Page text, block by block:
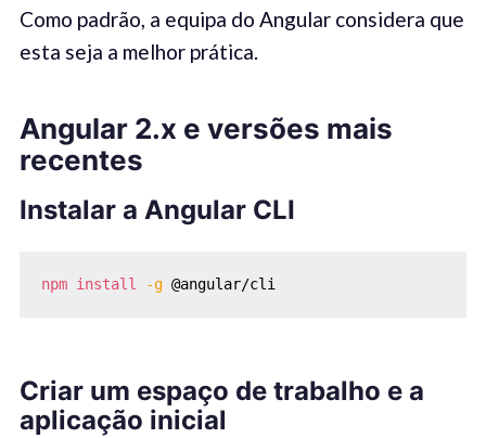
Como padrão, a equipa do Angular considera que
esta seja a melhor prática.
Angular 2.x e versões mais
recentes
Instalar a Angular CLI
npm install -g @angular/cli
Criar um espaço de trabalho e a
aplicação inicial